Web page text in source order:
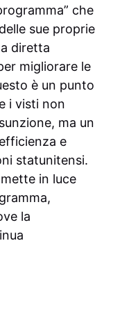
che
sue proprie
diretta
migliorare le
è un punto
i visti non
ma un
e
statunitensi.
in luce
la